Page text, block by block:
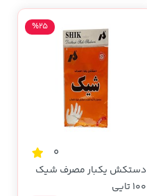
0
دستکش یکبار مصرف شیک
100 تایی
%25